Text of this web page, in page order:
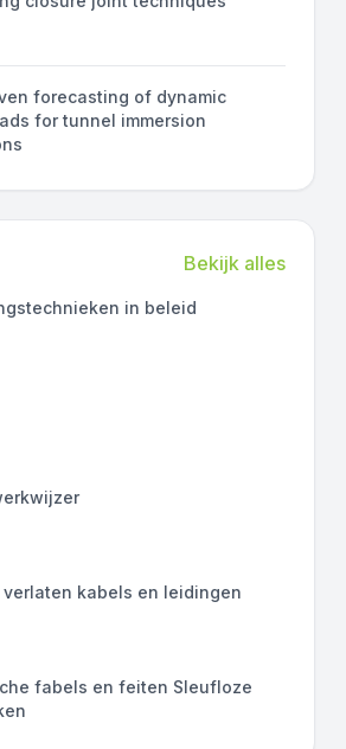
forecasting of dynamic
for tunnel immersion
Bekijk alles
in beleid
verlaten kabels en leidingen
fabels en feiten Sleufloze